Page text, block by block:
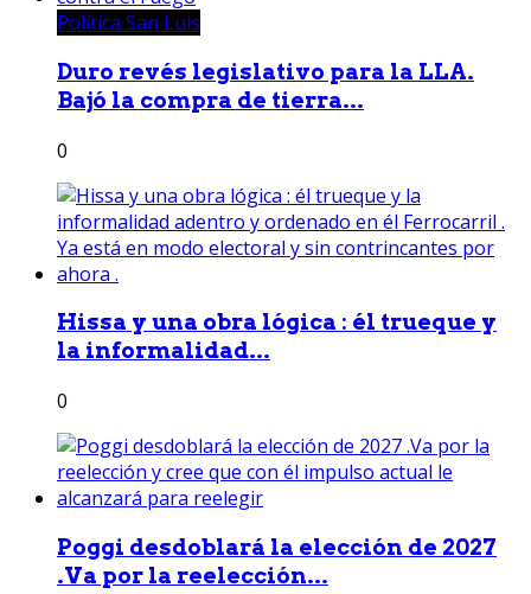
Política San Luis
Duro revés legislativo para la LLA.
Bajó la compra de tierra...
0
Hissa y una obra lógica : él trueque y
la informalidad...
0
Poggi desdoblará la elección de 2027
.Va por la reelección...